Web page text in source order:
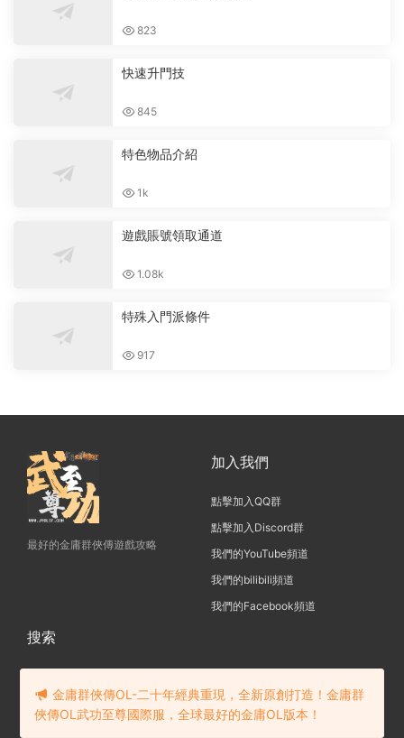
823
快速升門技
845
特色物品介紹
1k
遊戲賬號領取通道
1.08k
特殊入門派條件
917
最好的金庸群俠傳遊戲攻略
加入我們
點擊加入QQ群
點擊加入Discord群
我們的YouTube頻道
我們的bilibili頻道
我們的Facebook頻道
搜索
金庸群俠傳OL-一款20年傳承的遊
金庸群俠傳OL-二十年經典重現，全新原創打造！金庸群
俠傳OL武功至尊國際服，全球最好的金庸OL版本！